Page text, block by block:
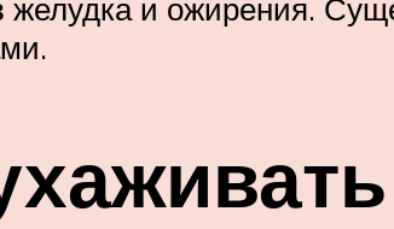
желудка и ожирения.